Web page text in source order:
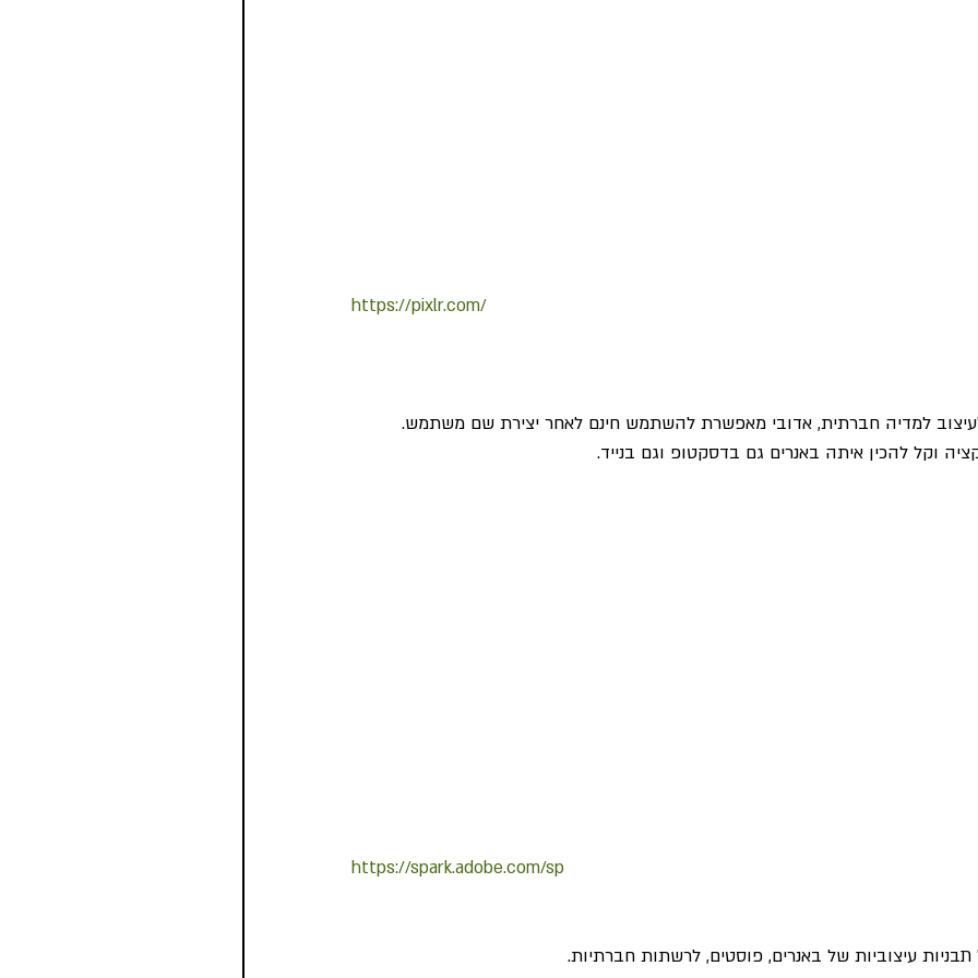
https://pixlr.com/
למדיה חברתית, אדובי מאפשרת להשתמש חינם לאחר יצירת שם משתמש.
https://spark.adobe.com/sp
עיצוביות של באנרים, פוסטים, לרשתות חברתיות.